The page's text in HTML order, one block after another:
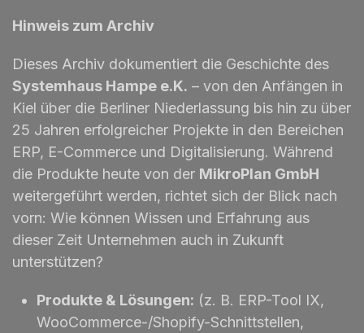
Hinweis zum Archiv
Dieses Archiv dokumentiert die Geschichte des
Systemhaus Hampe e.K. – von den Anfängen in
Kiel über die Berliner Niederlassung bis hin zu über
25 Jahren erfolgreicher Projekte in den Bereichen
ERP, E-Commerce und Digitalisierung. Während
die Produkte heute von der MikroPlan GmbH
weitergeführt werden, richtet sich der Blick nach
vorn: Wie können Wissen und Erfahrung aus
dieser Zeit Unternehmen auch in Zukunft
unterstützen?
Produkte & Lösungen: (z. B. ERP-Tool IX,
WooCommerce-/Shopify-Schnittstellen,